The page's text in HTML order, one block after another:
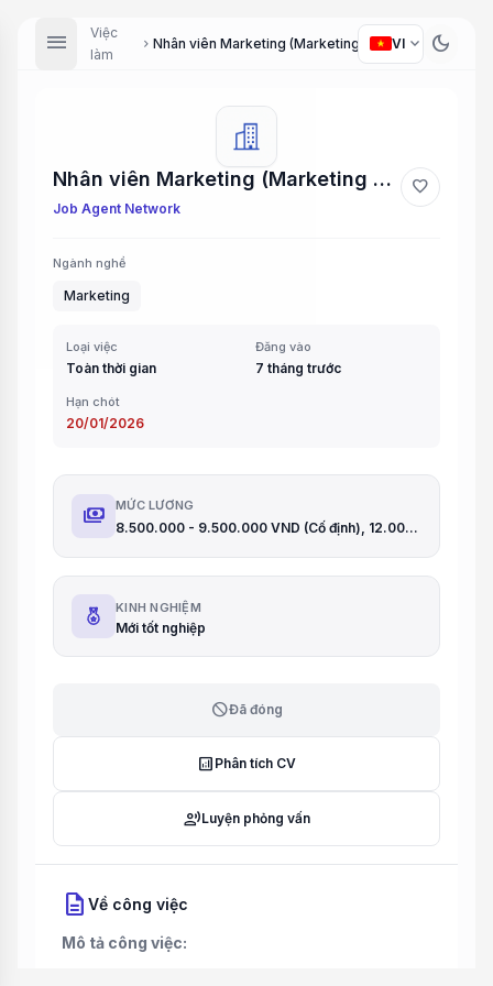
menu
Việc
làm
chevron_right Nhân viên Marketing (Marketing Staff) VI expand_more dark_mode
Nhân viên Marketing (Marketing Staff)
Job Agent Network
favorite
Ngành nghề
Marketing
Loại việc
Toàn thời gian
Đăng vào
7 tháng trước
Hạn chót
20/01/2026
payments MỨC LƯƠNG
8.500.000 - 9.500.000 VND (Cố định), 12.000.000 - 15.000.000 VND/tháng (Tổng thu nhập)
KINH NGHIỆM
Mới tốt nghiệp
blockĐã đóng
analytics Phân tích CV
record_voice_overLuyện phỏng vấn
description Về công việc
Mô tả công việc: